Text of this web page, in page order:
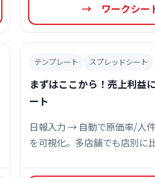
→ ワークシー
テンプレート スプレッドシート
まずはここから！売上利益
ート
日報入力 → 自動で原価率/人
を可視化。多店舗でも店別に